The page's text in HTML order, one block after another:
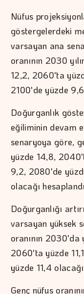
Nüfus
göstergelerdeki
varsayan ana
oranının 2030
12,2, 2060'ta
2100'de yüzde
Doğurganlık
eğiliminin devam
senaryoya göre,
yüzde 14,8,
9,2, 2080'de
olacağı
Doğurganlığı
varsayan yüksek
oranının
2060'ta yüzde
yüzde 11,4
Genç nüfus